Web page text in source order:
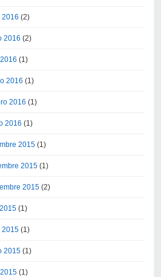
2016 (2)
2016 (2)
(1)
2016 (1)
2016 (1)
2016 (1)
2015(1)
2015(1)
2015(2)
(1)
2015(1)
2015(1)
(1)